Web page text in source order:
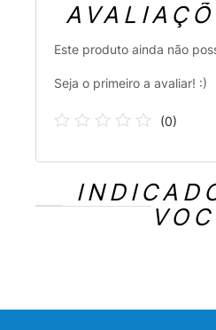
Este produto ainda não
Seja o primeiro a avaliar! :)
(0)